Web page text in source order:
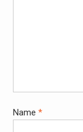
Name *